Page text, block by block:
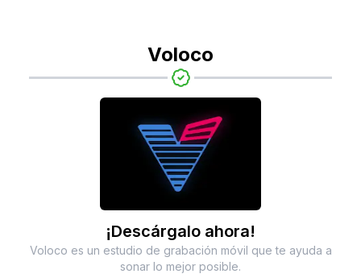
Voloco
¡Descárgalo ahora!
Voloco es un estudio de grabación móvil que te ayuda a
sonar lo mejor posible.